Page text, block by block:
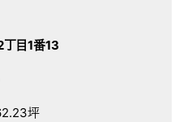
目1番13
坪